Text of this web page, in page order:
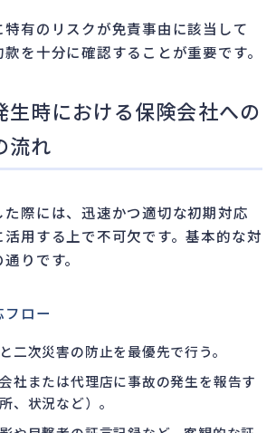
有のリスクが免責事由に該当して
を十分に確認することが重要です。
生時における保険会社への
流れ
際には、迅速かつ適切な初期対応
用する上で不可欠です。基本的な対
りです。
フロー
二次災害の防止を最優先で行う。
社または代理店に事故の発生を報告す
、状況など）。